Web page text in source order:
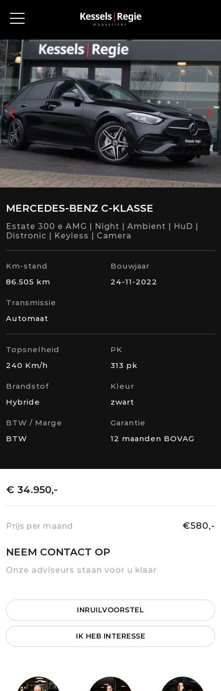
MERCEDES-BENZ C-KLASSE
Estate 300 e AMG | Night | Ambient | HuD |
Distronic | Keyless | Camera
Km-stand
86.505 km
Bouwjaar
24-11-2022
Transmissie
Automaat
Topsnelheid
240 Km/h
PK
313 pk
Brandstof
Hybride
Kleur
zwart
BTW / Marge
BTW
Garantie
12 maanden BOVAG
€ 34.950,-
Prijs per maand €580,-
NEEM CONTACT OP
Onze adviseurs staan voor u klaar
INRUILVOORSTEL
IK HEB INTERESSE